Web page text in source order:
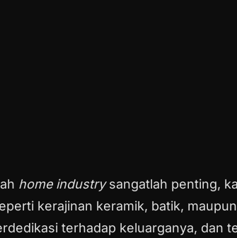
home industrysangatlah penting,
kerajinan keramik, batik,
terhadap keluarganya, dan